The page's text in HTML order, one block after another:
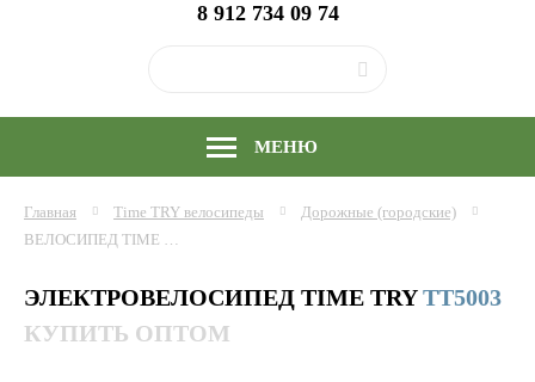
8 912 734 09 74
МЕНЮ
Главная Time TRY велосипеды
Дорожные (городские)
ВЕЛОСИПЕД TIME TRY TT5003 (16", СКОР.1), КУПИТЬ ОПТОМ
ЭЛЕКТРОВЕЛОСИПЕД TIME TRYTT5003
КУПИТЬ ОПТОМ